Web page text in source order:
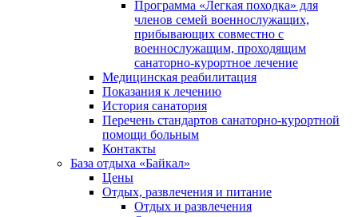
Программа «Легкая походка» для
членов семей военнослужащих,
прибывающих совместно с
военнослужащим, проходящим
санаторно-курортное лечение
Медицинская реабилитация
Показания к лечению
История санатория
Перечень стандартов санаторно-курортной
помощи больным
Контакты
База отдыха «Байкал»
Цены
Отдых, развлечения и питание
Отдых и развлечения